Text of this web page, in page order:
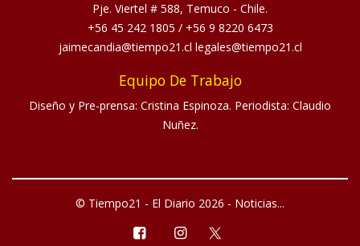
Pje. Viertel # 588, Temuco - Chile.
+56 45 242 1805 / +56 9 8220 6473
jaimecandia@tiempo21.cl legales@tiempo21.cl
Equipo De Trabajo
Diseño y Pre-prensa: Cristina Espinoza. Periodista: Claudio
Nuñez.
© Tiempo21 - El Diario 2026 - Noticias...